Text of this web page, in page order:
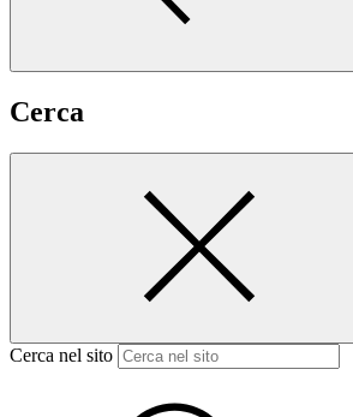
Cerca
Cerca nel sito